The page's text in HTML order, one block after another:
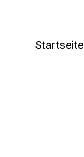
Startseite